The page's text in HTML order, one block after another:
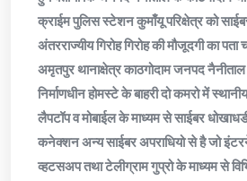
क्राईम पुलिस स्टेशन कुमाँयू परिक्षेत्र को
अंतरराज्यीय गिरोह गिरोह की मौजूदगी का पता
अमृतपुर थानाक्षेत्र काठगोदाम जनपद
निर्माणधीन होमस्टे के बाहरी दो कमरो में
लैपटॉप व मोबाईल के माध्यम से साईबर
कनेक्शन अन्य साईबर अपराधियो से है जो
व्हटसअप तथा टेलीग्राम गुप्रो के माध्यम से